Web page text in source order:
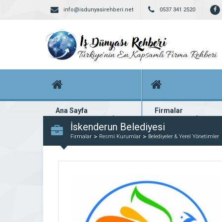
info@isdunyasirehberi.net 0537 341 2520
Ana Sayfa
Firma rehberi ana sayfanız
Firmalar
Yüzlerce kayıtlı firma
İskenderun Belediyesi
Firmalar Resmi Kurumlar Belediyeler & Yerel Yönetimler